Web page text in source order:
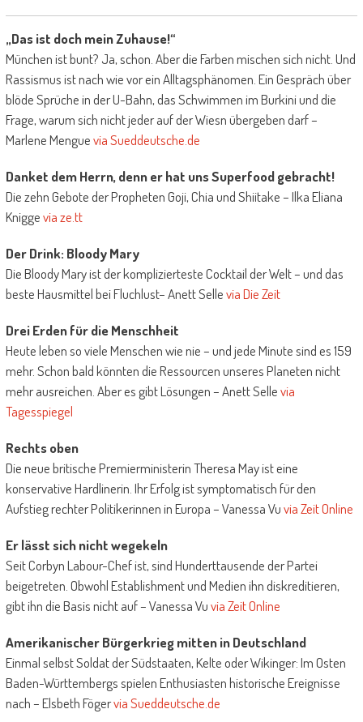
„Das ist doch mein Zuhause!“
München ist bunt? Ja, schon. Aber die Farben mischen sich nicht. Und
Rassismus ist nach wie vor ein Alltagsphänomen. Ein Gespräch über
blöde Sprüche in der U-Bahn, das Schwimmen im Burkini und die
Frage, warum sich nicht jeder auf der Wiesn übergeben darf –
Marlene Menguevia Sueddeutsche.de
Danket dem Herrn, denn er hat uns Superfood gebracht!
Die zehn Gebote der Propheten Goji, Chia und Shiitake – Ilka Eliana
Kniggevia ze.tt
Der Drink: Bloody Mary
Die Bloody Mary ist der komplizierteste Cocktail der Welt – und das
beste Hausmittel bei Fluchlust– Anett Sellevia Die Zeit
Drei Erden für die Menschheit
Heute leben so viele Menschen wie nie – und jede Minute sind es 159
mehr. Schon bald könnten die Ressourcen unseres Planeten nicht
mehr ausreichen. Aber es gibt Lösungen – Anett Sellevia
Tagesspiegel
Rechts oben
Die neue britische Premierministerin Theresa May ist eine
konservative Hardlinerin. Ihr Erfolg ist symptomatisch für den
Aufstieg rechter Politikerinnen in Europa – Vanessa Vuvia Zeit Online
Er lässt sich nicht wegekeln
Seit Corbyn Labour-Chef ist, sind Hunderttausende der Partei
beigetreten. Obwohl Establishment und Medien ihn diskreditieren,
gibt ihn die Basis nicht auf – Vanessa Vuvia Zeit Online
Amerikanischer Bürgerkrieg mitten in Deutschland
Einmal selbst Soldat der Südstaaten, Kelte oder Wikinger: Im Osten
Baden-Württembergs spielen Enthusiasten historische Ereignisse
nach – Elsbeth Fögervia Sueddeutsche.de